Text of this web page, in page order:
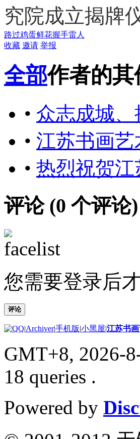
究院成立揭牌
路过鸡蛋鲜花握手雷人
收藏 邀请 举报
全部作者的
• 众志成城
• 江苏书画
• 热烈祝贺江
评论 (0 个评论)
您需要登录后
评论
|Archiver|手机版|小黑屋|江苏书
GMT+8, 2026-
18 queries .
Powered by